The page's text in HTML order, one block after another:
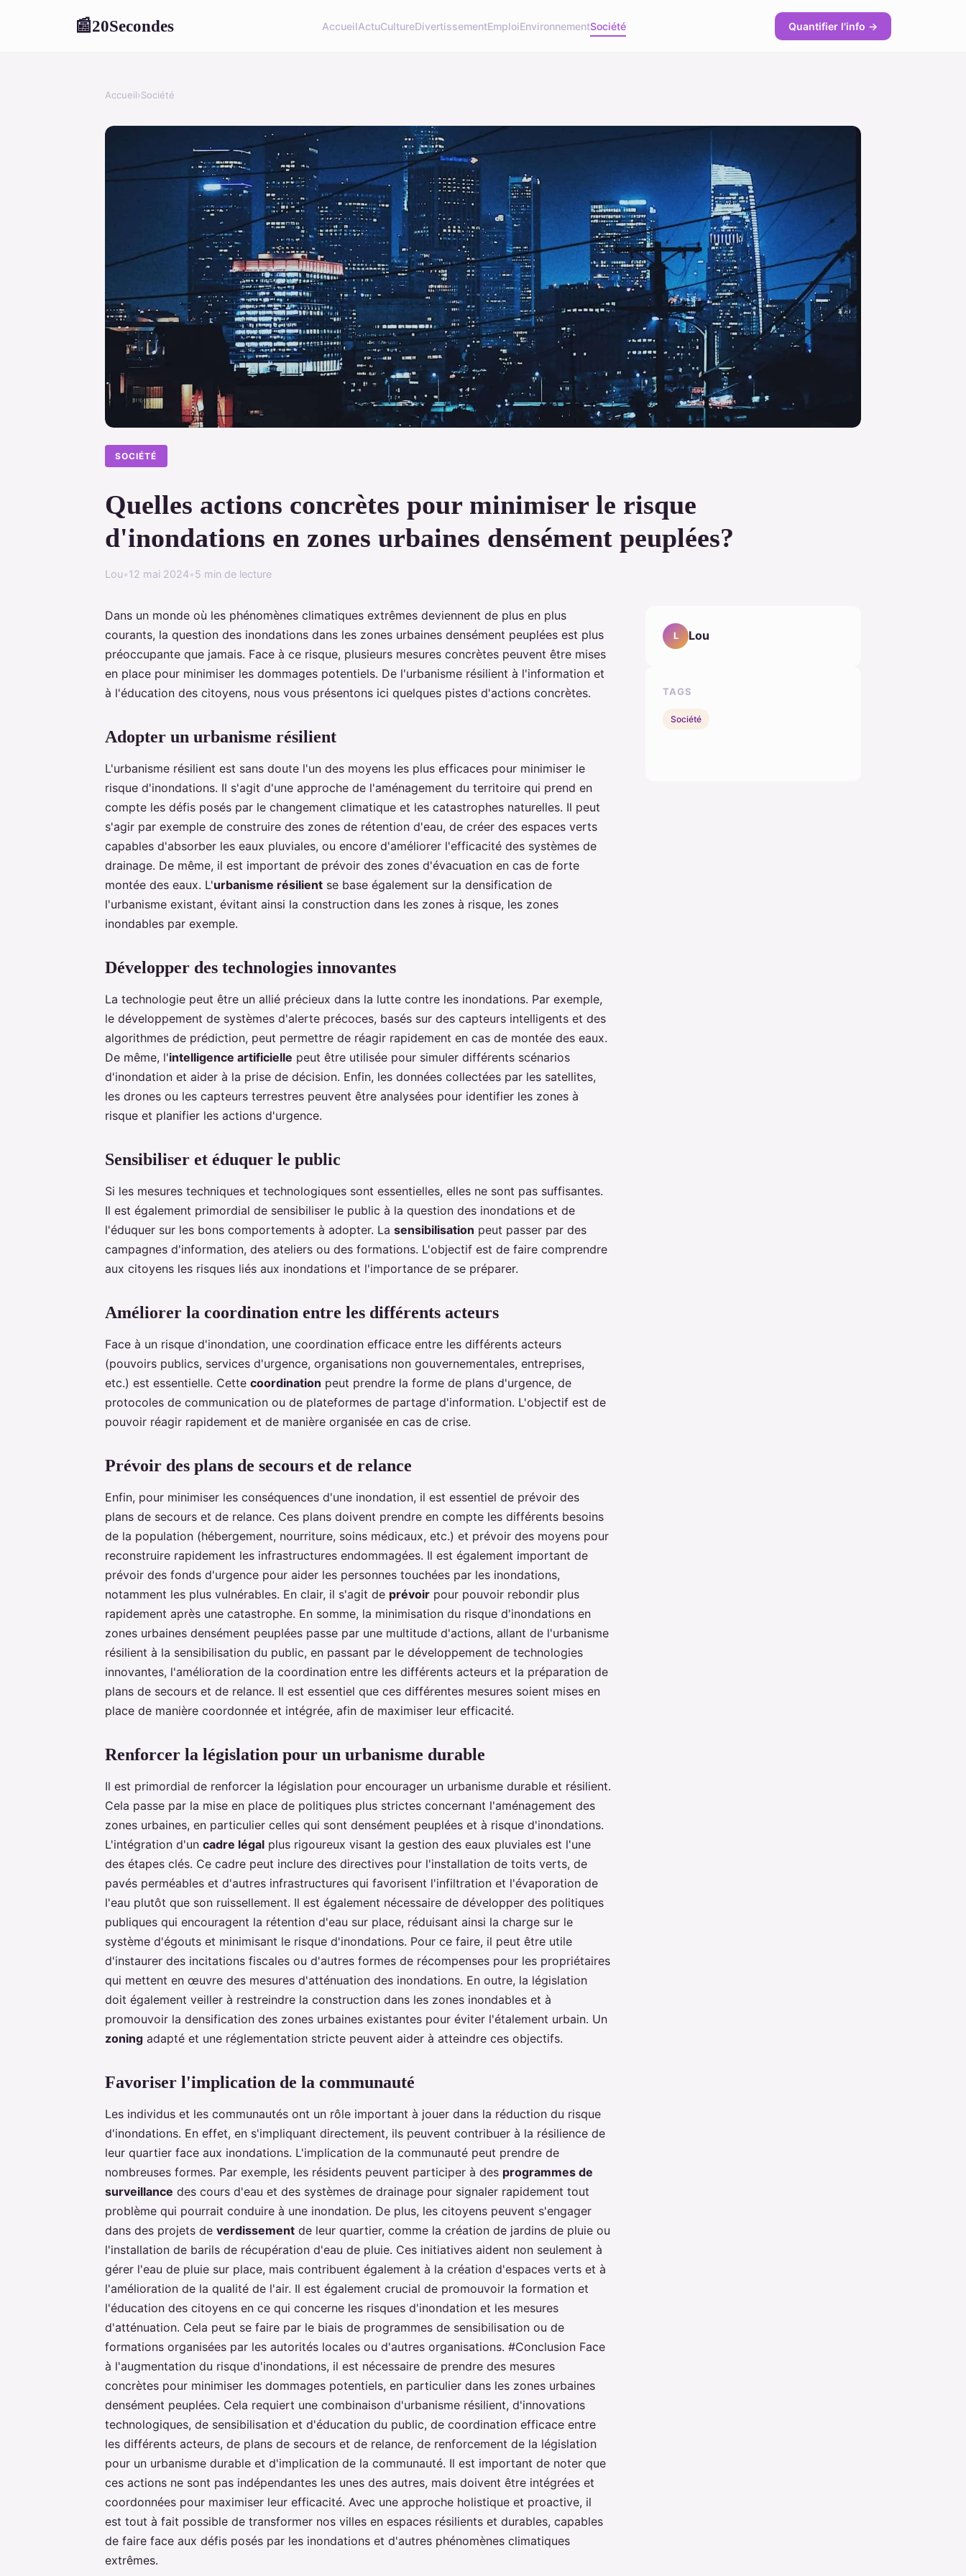
📰20Secondes AccueilActuCultureDivertissementEmploiEnvironnementSociété Quantifier l'info →
Accueil›Société
SOCIÉTÉ
Quelles actions concrètes pour minimiser le risque
d'inondations en zones urbaines densément peuplées?
Lou•12 mai 2024•5 min de lecture
Dans un monde où les phénomènes climatiques extrêmes deviennent de plus en plus
courants, la question des inondations dans les zones urbaines densément peuplées est plus
préoccupante que jamais. Face à ce risque, plusieurs mesures concrètes peuvent être mises
en place pour minimiser les dommages potentiels. De l'urbanisme résilient à l'information et
à l'éducation des citoyens, nous vous présentons ici quelques pistes d'actions concrètes.
Adopter un urbanisme résilient
L'urbanisme résilient est sans doute l'un des moyens les plus efficaces pour minimiser le
risque d'inondations. Il s'agit d'une approche de l'aménagement du territoire qui prend en
compte les défis posés par le changement climatique et les catastrophes naturelles. Il peut
s'agir par exemple de construire des zones de rétention d'eau, de créer des espaces verts
capables d'absorber les eaux pluviales, ou encore d'améliorer l'efficacité des systèmes de
drainage. De même, il est important de prévoir des zones d'évacuation en cas de forte
montée des eaux. L'urbanisme résilient se base également sur la densification de
l'urbanisme existant, évitant ainsi la construction dans les zones à risque, les zones
inondables par exemple.
Développer des technologies innovantes
La technologie peut être un allié précieux dans la lutte contre les inondations. Par exemple,
le développement de systèmes d'alerte précoces, basés sur des capteurs intelligents et des
algorithmes de prédiction, peut permettre de réagir rapidement en cas de montée des eaux.
De même, l'intelligence artificielle peut être utilisée pour simuler différents scénarios
d'inondation et aider à la prise de décision. Enfin, les données collectées par les satellites,
les drones ou les capteurs terrestres peuvent être analysées pour identifier les zones à
risque et planifier les actions d'urgence.
Sensibiliser et éduquer le public
Si les mesures techniques et technologiques sont essentielles, elles ne sont pas suffisantes.
Il est également primordial de sensibiliser le public à la question des inondations et de
l'éduquer sur les bons comportements à adopter. La sensibilisation peut passer par des
campagnes d'information, des ateliers ou des formations. L'objectif est de faire comprendre
aux citoyens les risques liés aux inondations et l'importance de se préparer.
Améliorer la coordination entre les différents acteurs
Face à un risque d'inondation, une coordination efficace entre les différents acteurs
(pouvoirs publics, services d'urgence, organisations non gouvernementales, entreprises,
etc.) est essentielle. Cette coordination peut prendre la forme de plans d'urgence, de
protocoles de communication ou de plateformes de partage d'information. L'objectif est de
pouvoir réagir rapidement et de manière organisée en cas de crise.
Prévoir des plans de secours et de relance
Enfin, pour minimiser les conséquences d'une inondation, il est essentiel de prévoir des
plans de secours et de relance. Ces plans doivent prendre en compte les différents besoins
de la population (hébergement, nourriture, soins médicaux, etc.) et prévoir des moyens pour
reconstruire rapidement les infrastructures endommagées. Il est également important de
prévoir des fonds d'urgence pour aider les personnes touchées par les inondations,
notamment les plus vulnérables. En clair, il s'agit de prévoir pour pouvoir rebondir plus
rapidement après une catastrophe. En somme, la minimisation du risque d'inondations en
zones urbaines densément peuplées passe par une multitude d'actions, allant de l'urbanisme
résilient à la sensibilisation du public, en passant par le développement de technologies
innovantes, l'amélioration de la coordination entre les différents acteurs et la préparation de
plans de secours et de relance. Il est essentiel que ces différentes mesures soient mises en
place de manière coordonnée et intégrée, afin de maximiser leur efficacité.
Renforcer la législation pour un urbanisme durable
Il est primordial de renforcer la législation pour encourager un urbanisme durable et résilient.
Cela passe par la mise en place de politiques plus strictes concernant l'aménagement des
zones urbaines, en particulier celles qui sont densément peuplées et à risque d'inondations.
L'intégration d'un cadre légal plus rigoureux visant la gestion des eaux pluviales est l'une
des étapes clés. Ce cadre peut inclure des directives pour l'installation de toits verts, de
pavés perméables et d'autres infrastructures qui favorisent l'infiltration et l'évaporation de
l'eau plutôt que son ruissellement. Il est également nécessaire de développer des politiques
publiques qui encouragent la rétention d'eau sur place, réduisant ainsi la charge sur le
système d'égouts et minimisant le risque d'inondations. Pour ce faire, il peut être utile
d'instaurer des incitations fiscales ou d'autres formes de récompenses pour les propriétaires
qui mettent en œuvre des mesures d'atténuation des inondations. En outre, la législation
doit également veiller à restreindre la construction dans les zones inondables et à
promouvoir la densification des zones urbaines existantes pour éviter l'étalement urbain. Un
zoning adapté et une réglementation stricte peuvent aider à atteindre ces objectifs.
Favoriser l'implication de la communauté
Les individus et les communautés ont un rôle important à jouer dans la réduction du risque
d'inondations. En effet, en s'impliquant directement, ils peuvent contribuer à la résilience de
leur quartier face aux inondations. L'implication de la communauté peut prendre de
nombreuses formes. Par exemple, les résidents peuvent participer à des programmes de
surveillance des cours d'eau et des systèmes de drainage pour signaler rapidement tout
problème qui pourrait conduire à une inondation. De plus, les citoyens peuvent s'engager
dans des projets de verdissement de leur quartier, comme la création de jardins de pluie ou
l'installation de barils de récupération d'eau de pluie. Ces initiatives aident non seulement à
gérer l'eau de pluie sur place, mais contribuent également à la création d'espaces verts et à
l'amélioration de la qualité de l'air. Il est également crucial de promouvoir la formation et
l'éducation des citoyens en ce qui concerne les risques d'inondation et les mesures
d'atténuation. Cela peut se faire par le biais de programmes de sensibilisation ou de
formations organisées par les autorités locales ou d'autres organisations. #Conclusion Face
à l'augmentation du risque d'inondations, il est nécessaire de prendre des mesures
concrètes pour minimiser les dommages potentiels, en particulier dans les zones urbaines
densément peuplées. Cela requiert une combinaison d'urbanisme résilient, d'innovations
technologiques, de sensibilisation et d'éducation du public, de coordination efficace entre
les différents acteurs, de plans de secours et de relance, de renforcement de la législation
pour un urbanisme durable et d'implication de la communauté. Il est important de noter que
ces actions ne sont pas indépendantes les unes des autres, mais doivent être intégrées et
coordonnées pour maximiser leur efficacité. Avec une approche holistique et proactive, il
est tout à fait possible de transformer nos villes en espaces résilients et durables, capables
de faire face aux défis posés par les inondations et d'autres phénomènes climatiques
extrêmes.
L Lou
TAGS
Société